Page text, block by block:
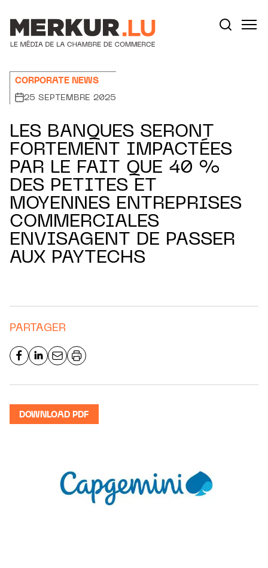
CORPORATE NEWS
25 SEPTEMBRE 2025
LES BANQUES SERONT
FORTEMENT IMPACTÉES
PAR LE FAIT QUE 40 %
DES PETITES ET
MOYENNES ENTREPRISES
COMMERCIALES
ENVISAGENT DE PASSER
AUX PAYTECHS
PARTAGER
DOWNLOAD PDF